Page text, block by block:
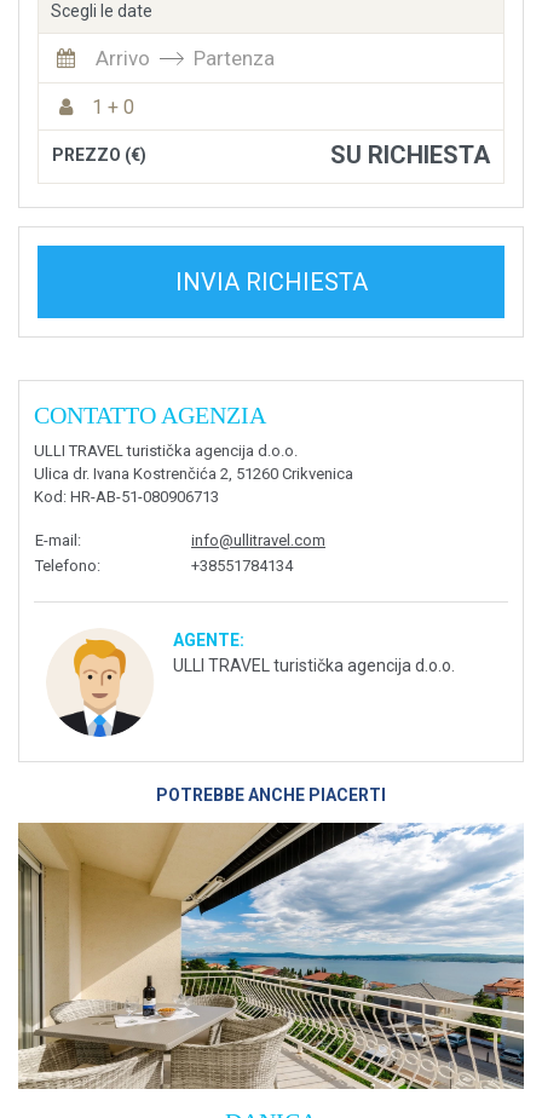
Scegli le date
Arrivo Partenza
1 + 0
PREZZO (€) SU RICHIESTA
INVIA RICHIESTA
CONTATTO AGENZIA
ULLI TRAVEL turistička agencija d.o.o.
Ulica dr. Ivana Kostrenčića 2, 51260 Crikvenica
Kod : HR-AB-51-080906713
E-mail :
info@ullitravel.com
Telefono: +38551784134
AGENTE:
ULLI TRAVEL turistička agencija d.o.o.
POTREBBE ANCHE PIACERTI